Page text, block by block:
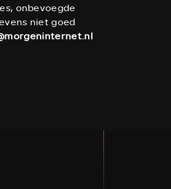
onbevoegde
niet goed